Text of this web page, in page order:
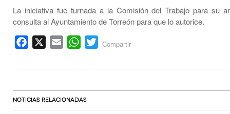
La iniciativa fue turnada a la Comisión del Trabajo para su
consulta al Ayuntamiento de Torreón para que lo autorice.
Facebook Email WhatsApp
Twitter
Compartir
NOTICIAS RELACIONADAS